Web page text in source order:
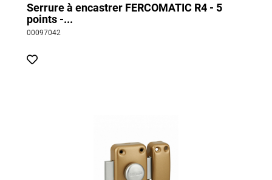
Serrure à encastrer FERCOMATIC R4 - 5
points -...
00097042